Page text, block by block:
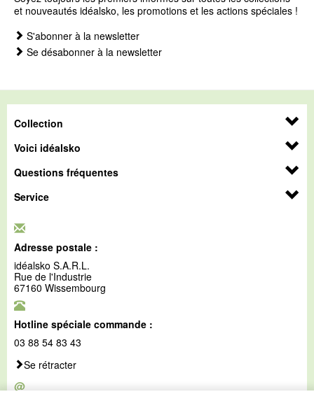
et nouveautés idéalsko, les promotions et les actions spéciales !
S'abonner à la newsletter
Se désabonner à la newsletter
Collection
Voici idéalsko
Questions fréquentes
Service
Adresse postale :
idéalsko S.A.R.L.
Rue de l'Industrie
67160 Wissembourg
Hotline spéciale commande :
03 88 54 83 43
Se rétracter
@